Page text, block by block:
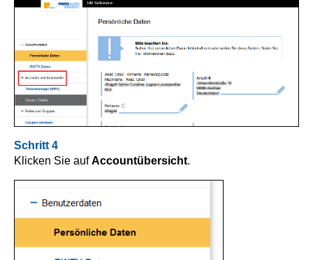
Schritt 4
Klicken Sie aufAccountübersicht.